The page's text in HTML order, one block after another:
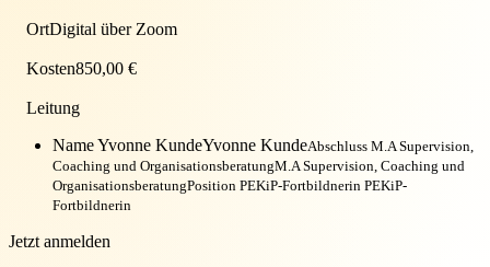
OrtDigital über Zoom
Kosten850,00 €
Leitung
Name Yvonne KundeYvonne KundeAbschluss M.A Supervision,
Coaching und OrganisationsberatungM.A Supervision, Coaching und
OrganisationsberatungPosition PEKiP-Fortbildnerin PEKiP-
Fortbildnerin
Jetzt anmelden